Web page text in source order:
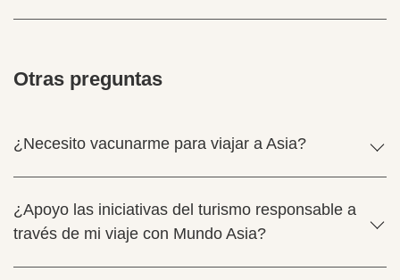
Otras preguntas
¿Necesito vacunarme para viajar a Asia?
¿Apoyo las iniciativas del turismo responsable a
través de mi viaje con Mundo Asia?